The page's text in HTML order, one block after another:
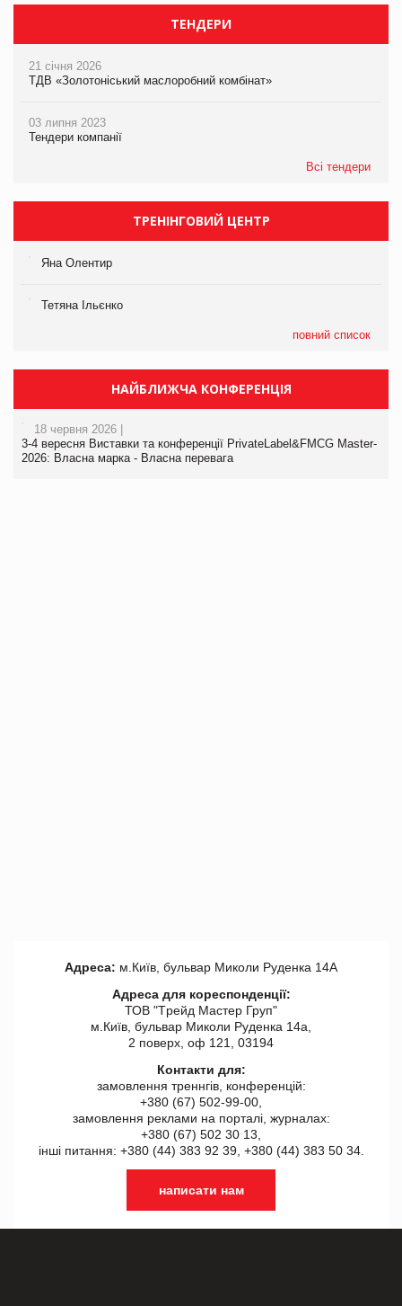
ТЕНДЕРИ
21 січня 2026
ТДВ «Золотоніський маслоробний комбінат»
03 липня 2023
Тендери компанії
Всі тендери
ТРЕНІНГОВИЙ ЦЕНТР
Яна Олентир
Тетяна Ільєнко
повний список
НАЙБЛИЖЧА КОНФЕРЕНЦІЯ
18 червня 2026 |
3-4 вересня Виставки та конференції PrivateLabel&FMCG Master-
2026: Власна марка - Власна перевага
Адреса: м.Київ, бульвар Миколи Руденка 14А
Адреса для кореспонденції:
ТОВ "Tрейд Мастер Груп"
м.Київ, бульвар Миколи Руденка 14а,
2 поверх, оф 121, 03194
Контакти для:
замовлення треннгів, конференцій:
+380 (67) 502-99-00,
замовлення реклами на порталі, журналах:
+380 (67) 502 30 13,
інші питання: +380 (44) 383 92 39, +380 (44) 383 50 34.
написати нам